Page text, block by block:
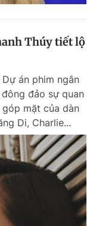
Thúy tiết lộ
án phim ngắn
đảo sự quan
mặt của dàn
Di, Charlie...